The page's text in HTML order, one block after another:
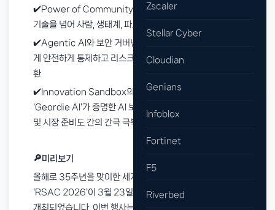
Zscaler
Stellar Cyber
Cloudian
Genians
Infoblox
Fortinet
F5
Riverbed
✔️Power of Community: AI 확산과 공격 표면 확대 속에서
기술을 넘어 사람, 생태계, 파트너 간 연결의 중요성 대두
✔️Agentic AI와 보안 거버넌스: 무조건적인 AI 도입보다 '어떻
게 안전하게 통제하고 리스크를 관리할 것인가'로 현장 화두 전
환
✔️Innovation Sandbox의 날카로운 인사이트: 우승 팀
'Geordie AI'가 증명한 AI 보안의 현실적 과제와 기술의 진보
및 시장 준비도 간의 간극 극복 필요성
🔎미리보기
올해로 35주년을 맞이한 세계 최대 사이버 보안 콘퍼런스
'RSAC 2026'이 3월 23일부터 26일까지 샌프란시스코에서
개최되었습니다. 이번 행사는 단순한 제품 전시를 넘어